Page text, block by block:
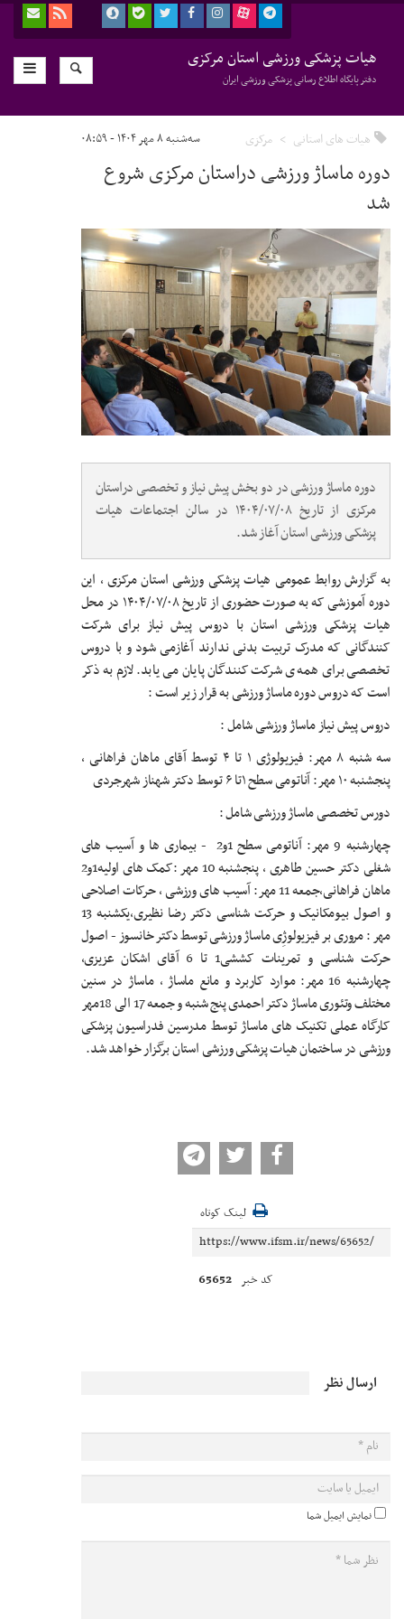
هیات پزشکی ورزشی استان مرکزی
دفتر پایگاه اطلاع رسانی پزشکی ورزشی ایران
هیات های استانی مرکزی سه‌شنبه ۸ مهر ۱۴۰۴ - ۰۸:۵۹
دوره ماساژ ورزشی دراستان مرکزی شروع
شد
دوره ماساژ ورزشی در دو بخش پیش نیاز و تخصصی دراستان
مرکزی از تاریخ ۱۴۰۴/۰۷/۰۸ در سالن اجتماعات هیات
پزشکی ورزشی استان آغاز شد.
به گزارش روابط عمومی هیات پزشکی ورزشی استان مرکزی ، این
دوره آموزشی که به صورت حضوری از تاریخ ۱۴۰۴/۰۷/۰۸ در محل
هیات پزشکی ورزشی استان با دروس پیش نیاز برای شرکت
کنندگانی که مدرک تربیت بدنی ندارند آغازمی شود و با دروس
تخصصی برای همه ی شرکت کنندگان پایان می یابد. لازم به ذکر
است که دروس دوره ماساژ ورزشی به قرار زیر است :
دروس پیش نیاز ماساژ ورزشی شامل :
سه شنبه ۸ مهر: فیزیولوژی ۱ تا ۴ توسط آقای ماهان فراهانی ،
پنجشنبه ۱۰ مهر: آناتومی سطح ۱تا ۶ توسط دکتر شهناز شهرجردی
دورس تخصصی ماساژ ورزشی شامل :
چهارشنبه 9 مهر: آناتومی سطح 1و2 - بیماری ها و آسیب های
شغلی دکتر حسین طاهری ، پنجشنبه 10 مهر :کمک های اولیه1و2
ماهان فراهانی،جمعه 11 مهر: آسیب های ورزشی ، حرکات اصلاحی
و اصول بیومکانیک و حرکت شناسی دکتر رضا نظیری،یکشنبه 13
مهر : مروری بر فیزیولوژِی ماساژ ورزشی توسط دکتر خانسوز - اصول
حرکت شناسی و تمرینات کششی1 تا 6 آقای اشکان عزیزی،
چهارشنبه 16 مهر: موارد کاربرد و مانع ماساژ ، ماساژ در سنین
مختلف وتئوری ماساژ دکتر احمدی پنج شنبه و جمعه 17 الی 18مهر
کارگاه عملی تکنیک های ماساژ توسط مدرسین فدراسیون پزشکی
ورزشی در ساختمان هیات پزشکی ورزشی استان برگزار خواهد شد.
لینک کوتاه
کد خبر 65652
ارسال نظر
نمایش ایمیل شما